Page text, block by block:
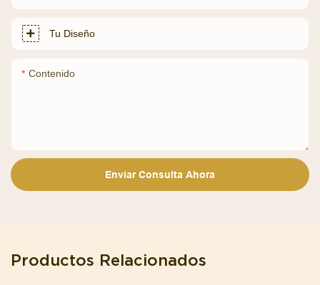
Tu Diseño
Contenido
Enviar Consulta Ahora
Productos Relacionados